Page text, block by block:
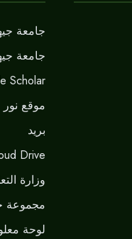
جامعة
جامعة
Scholar
موقع نور
برید
Drive
وزارة
مجموعة
لوحة